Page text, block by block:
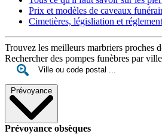
Prix et modèles de caveaux
Cimetières, législiation et réglement
Trouvez les meilleurs marbriers proches
Rechercher des pompes funèbres par
Prévoyance
Prévoyance obsèques